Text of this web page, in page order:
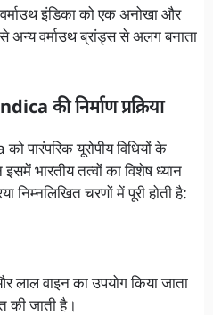
इंडिका को एक अनोखा और
अन्य वर्माउथ ब्रांड्स से अलग बनाता
की निर्माण प्रक्रिया
यूरोपीय विधियों के
भारतीय तत्वों का विशेष ध्यान
निम्नलिखित चरणों में पूरी होती है:
वाइन का उपयोग किया जाता
की जाती है।